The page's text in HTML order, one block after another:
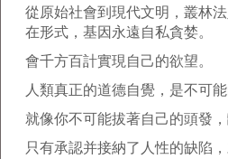
從原始社會到現代文明，叢林
在形式，基因永遠自私貪婪。
會千方百計實現自己的欲望。
人類真正的道德自覺，是不可能
就像你不可能拔著自己的頭發，
只有承認并接納了人性的缺陷